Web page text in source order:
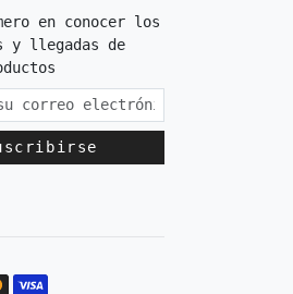
en conocer los
y llegadas de